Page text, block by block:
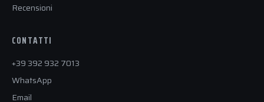
Recensioni
CONTATTI
+39 392 932 7013
WhatsApp
Email